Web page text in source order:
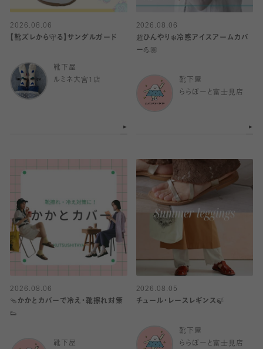
2026.08.06
【靴ズレから守る】サンダルガード
靴下屋
ルミネ大宮1店
2026.08.06
超ひんやり❄️冷感アイスアームカバ
ー💪🏼
靴下屋
ららぽーと富士見店
2026.08.06
🩴かかとカバーで冷え・靴擦れ対策
👟
靴下屋
2026.08.05
チュール・レースレギンス🍃
靴下屋
ららぽーと富士見店